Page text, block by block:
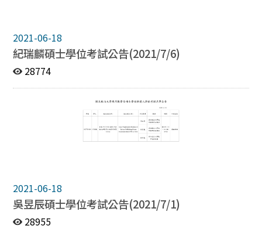
2021-06-18
紀瑞麟碩士學位考試公告(2021/7/6)
28774
2021-06-18
吳昱辰碩士學位考試公告(2021/7/1)
28955